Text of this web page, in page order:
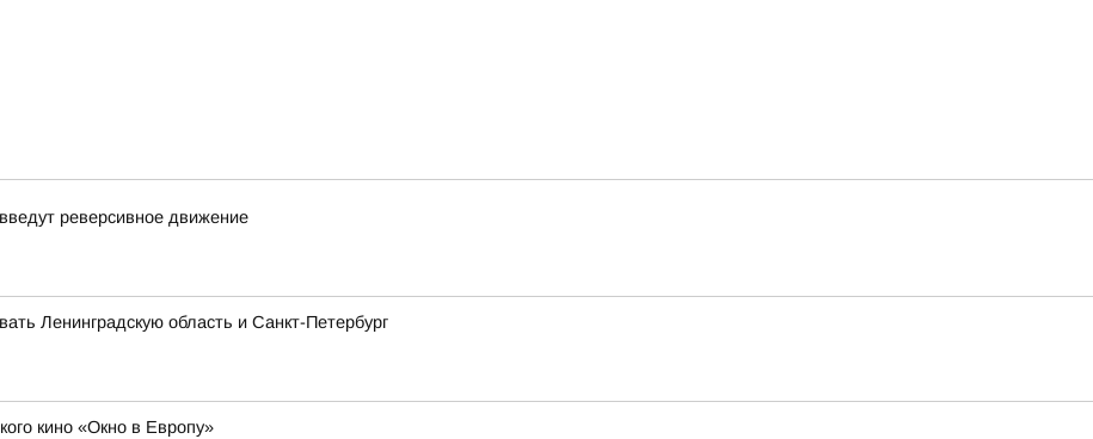
реверсивное движение
Ленинградскую область и Санкт-Петербург
кино «Окно в Европу»